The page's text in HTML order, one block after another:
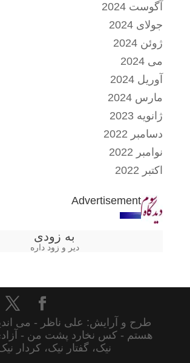
آگوست 2024
جولای 2024
ژوئن 2024
می 2024
آوریل 2024
مارس 2024
ژانویه 2023
دسامبر 2022
نوامبر 2022
اکتبر 2022
Advertisement
به زودی
دیر و زود داره
طرح و آرایش: علی ناظر - می
هستم - کس نخارد پشت من - آزادی
نیک، گفتار نیک، کردار